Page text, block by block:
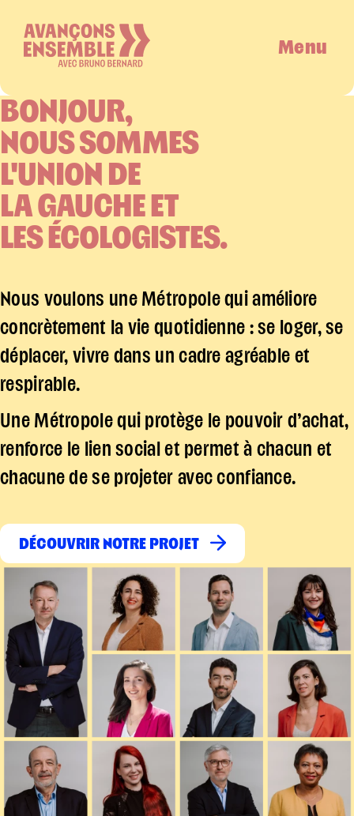
Menu
BONJOUR,
NOUS SOMMES
L'UNION DE
LA GAUCHE ET
LES ÉCOLOGISTES.
Nous voulons une Métropole qui améliore
concrètement la vie quotidienne : se loger, se
déplacer, vivre dans un cadre agréable et
respirable.
Une Métropole qui protège le pouvoir d’achat,
renforce le lien social et permet à chacun et
chacune de se projeter avec confiance.
DÉCOUVRIR NOTRE PROJET